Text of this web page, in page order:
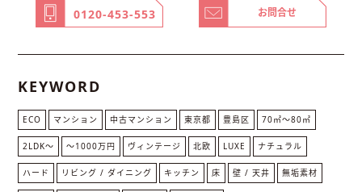
0120-453-553 お問合せ
KEYWORD
ECO マンション 中古マンション 東京都 豊島区 70㎡〜80㎡
2LDK〜 〜1000万円 ヴィンテージ 北欧 LUXE ナチュラル
ハード リビング / ダイニング キッチン 床 壁 / 天井 無垢素材